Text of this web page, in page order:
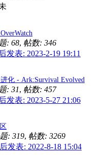
: 68, 帖数: 346
发表: 2023-2-19 19:11
化 - Ark:Survival Evolved
: 31, 帖数: 457
发表: 2023-5-27 21:06
: 319, 帖数: 3269
发表: 2022-8-18 15:04